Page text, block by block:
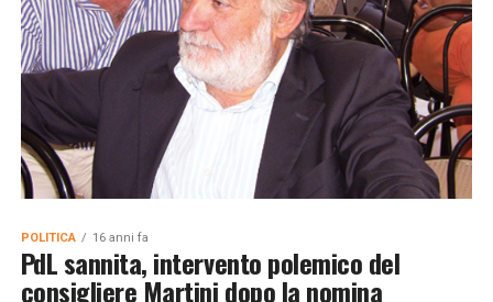
POLITICA 16 anni fa
PdL sannita, intervento polemico del
consigliere Martini dopo la nomina